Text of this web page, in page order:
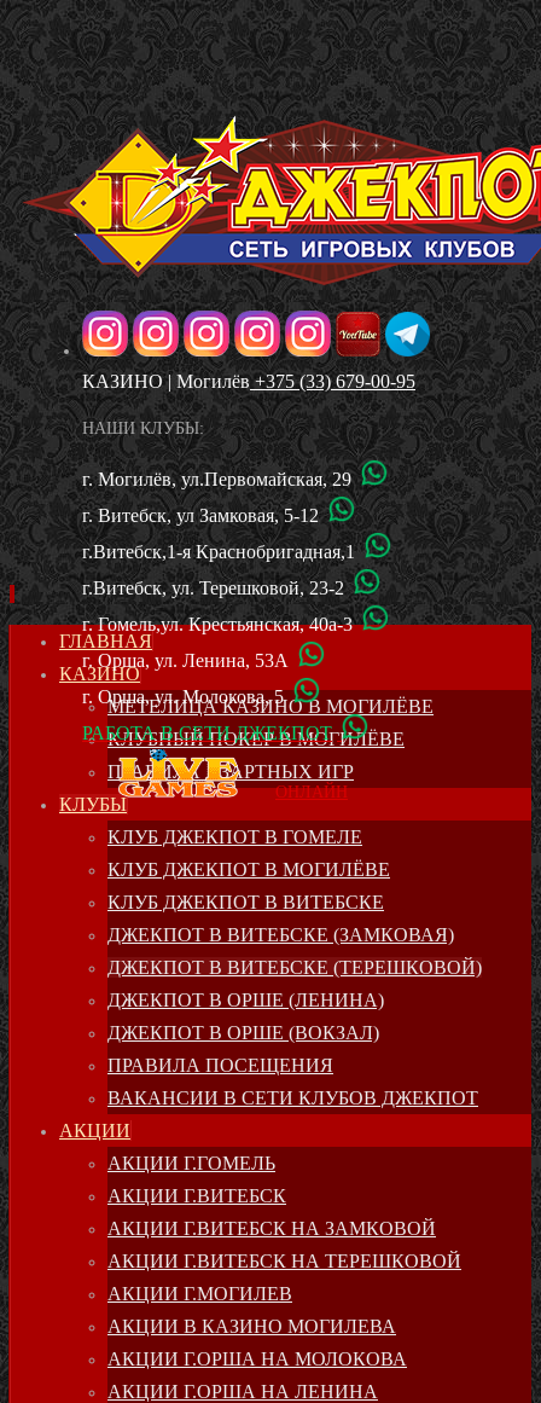
КАЗИНО | Могилёв+375 (33) 679-00-95
НАШИ КЛУБЫ:
г. Могилёв, ул.Первомайская, 29
г. Витебск, ул Замковая, 5-12
г.Витебск,1-я Краснобригадная,1
г.Витебск, ул. Терешковой, 23-2
г. Гомель,ул. Крестьянская, 40а-3
г. Орша, ул. Ленина, 53А
г. Орша, ул. Молокова, 5
РАБОТА В СЕТИ ДЖЕКПОТ
ОНЛАЙН
SKIP
CONTENT
ГЛАВНАЯ
КАЗИНО
МЕТЕЛИЦА КАЗИНО В МОГИЛЁВЕ
КЛУБНЫЙ ПОКЕР В МОГИЛЁВЕ
ПРАВИЛА АЗАРТНЫХ ИГР
КЛУБЫ
КЛУБ ДЖЕКПОТ В ГОМЕЛЕ
КЛУБ ДЖЕКПОТ В МОГИЛЁВЕ
КЛУБ ДЖЕКПОТ В ВИТЕБСКЕ
ДЖЕКПОТ В ВИТЕБСКЕ (ЗАМКОВАЯ)
ДЖЕКПОТ В ВИТЕБСКЕ (ТЕРЕШКОВОЙ)
ДЖЕКПОТ В ОРШЕ (ЛЕНИНА)
ДЖЕКПОТ В ОРШЕ (ВОКЗАЛ)
ПРАВИЛА ПОСЕЩЕНИЯ
ВАКАНСИИ В СЕТИ КЛУБОВ ДЖЕКПОТ
АКЦИИ
АКЦИИ Г.ГОМЕЛЬ
АКЦИИ Г.ВИТЕБСК
АКЦИИ Г.ВИТЕБСК НА ЗАМКОВОЙ
АКЦИИ Г.ВИТЕБСК НА ТЕРЕШКОВОЙ
АКЦИИ Г.МОГИЛЕВ
АКЦИИ В КАЗИНО МОГИЛЕВА
АКЦИИ Г.ОРША НА МОЛОКОВА
АКЦИИ Г.ОРША НА ЛЕНИНА